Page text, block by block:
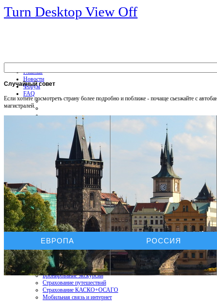
Turn Desktop View Off
Главная
Новости
Форум
FAQ
Общая информация
Советы Автотуристу
Правила дор.движения
Карты и путеводители
Интерактивная карта
Карты платных дорог
Карта сайта
Услуги On-line
Бронирование отелей
Бронирование автомобиля
Бронирование экскурсий
Страхование путешествий
Страхование КАСКО+ОСАГО
Мобильная связь и интернет
Случайныйсовет
Если хотите посмотреть страну более подробно и поближе - почаще сьезжайте с
магистралей.
ЕВРОПА РОССИЯ